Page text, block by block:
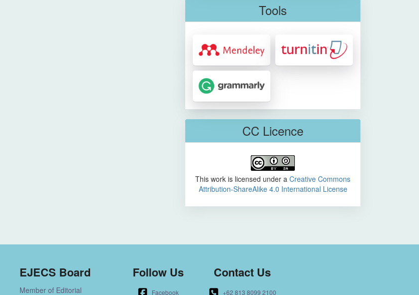
Tools
CC Licence
This work is licensed under a Creative Commons
Attribution-ShareAlike 4.0 International License
EJECS Board
Member of Editorial
Follow Us
Facebook
Contact Us
+62 813 8099 2100